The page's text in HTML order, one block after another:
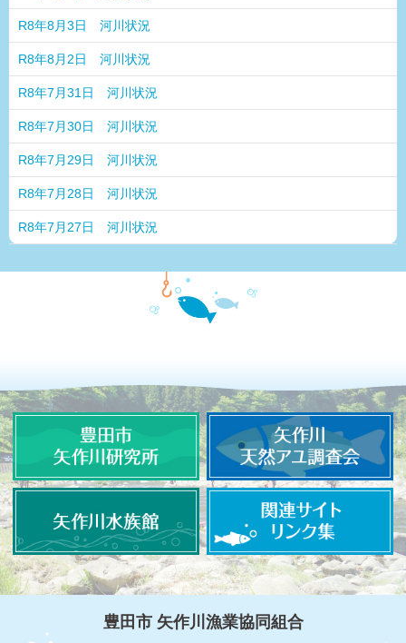
R8年8月3日 河川状況
R8年8月2日 河川状況
R8年7月31日 河川状況
R8年7月30日 河川状況
R8年7月29日 河川状況
R8年7月28日 河川状況
R8年7月27日 河川状況
豊田市 矢作川漁業協同組合